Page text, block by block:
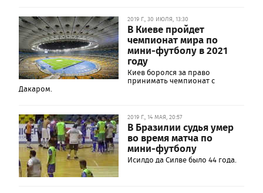
2019 Г., 30 ИЮЛЯ, 13:30
В Киеве пройдет
чемпионат мира по
мини-футболу в 2021
году
Киев боролся за право
принимать чемпионат с
Дакаром.
2019 Г., 14 МАЯ, 20:57
В Бразилии судья умер
во время матча по
мини-футболу
Исилдо да Силве было 44 года.